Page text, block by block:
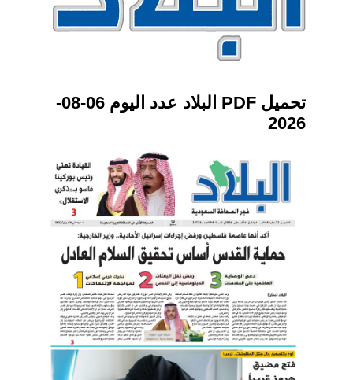
تحميل PDF البلاد عدد اليوم 06-08-
2026